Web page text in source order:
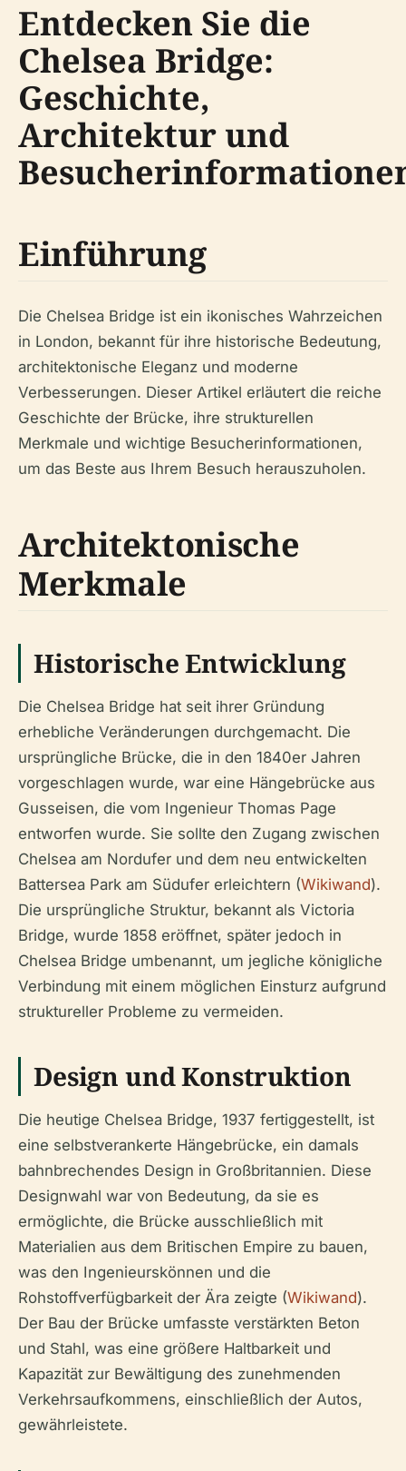
Entdecken Sie die
Chelsea Bridge:
Geschichte,
Architektur und
Einführung
Die Chelsea Bridge ist ein ikonisches Wahrzeichen
in London, bekannt für ihre historische Bedeutung,
architektonische Eleganz und moderne
Verbesserungen. Dieser Artikel erläutert die reiche
Geschichte der Brücke, ihre strukturellen
Merkmale und wichtige Besucherinformationen,
um das Beste aus Ihrem Besuch herauszuholen.
Architektonische
Merkmale
Historische Entwicklung
Die Chelsea Bridge hat seit ihrer Gründung
erhebliche Veränderungen durchgemacht. Die
ursprüngliche Brücke, die in den 1840er Jahren
vorgeschlagen wurde, war eine Hängebrücke aus
Gusseisen, die vom Ingenieur Thomas Page
entworfen wurde. Sie sollte den Zugang zwischen
Chelsea am Nordufer und dem neu entwickelten
Battersea Park am Südufer erleichtern (Wikiwand).
Die ursprüngliche Struktur, bekannt als Victoria
Bridge, wurde 1858 eröffnet, später jedoch in
Chelsea Bridge umbenannt, um jegliche königliche
Verbindung mit einem möglichen Einsturz aufgrund
struktureller Probleme zu vermeiden.
Design und Konstruktion
Die heutige Chelsea Bridge, 1937 fertiggestellt, ist
eine selbstverankerte Hängebrücke, ein damals
bahnbrechendes Design in Großbritannien. Diese
Designwahl war von Bedeutung, da sie es
ermöglichte, die Brücke ausschließlich mit
Materialien aus dem Britischen Empire zu bauen,
was den Ingenieurskönnen und die
Rohstoffverfügbarkeit der Ära zeigte (Wikiwand).
Der Bau der Brücke umfasste verstärkten Beton
und Stahl, was eine größere Haltbarkeit und
Kapazität zur Bewältigung des zunehmenden
Verkehrsaufkommens, einschließlich der Autos,
gewährleistete.